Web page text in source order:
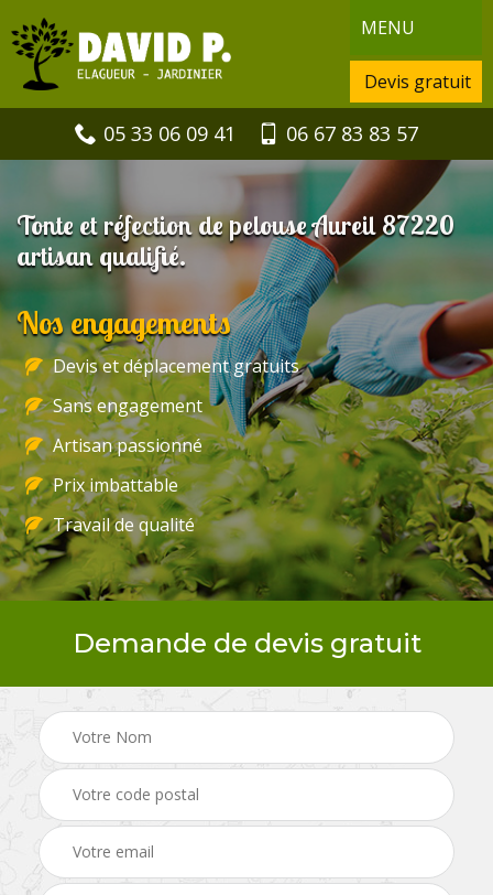
MENU
Devis gratuit
05 33 06 09 41 06 67 83 83 57
Tonte et réfection de pelouse Aureil 87220
artisan qualifié.
Nos engagements
Devis et déplacement gratuits
Sans engagement
Artisan passionné
Prix imbattable
Travail de qualité
Demande de devis gratuit